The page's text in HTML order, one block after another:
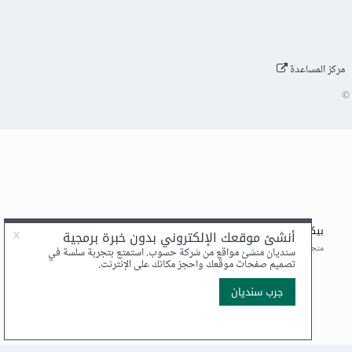
مركز المساعدة
©